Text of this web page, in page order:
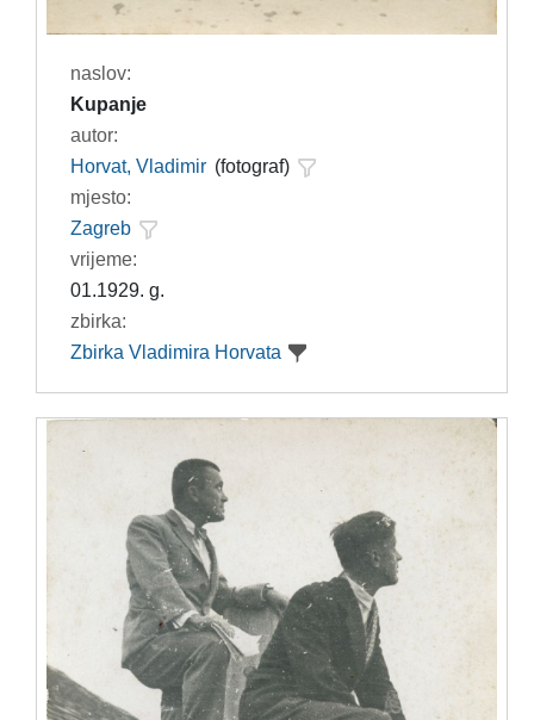
naslov:
Kupanje
autor:
Horvat, Vladimir (fotograf)
mjesto:
Zagreb
vrijeme:
01.1929. g.
zbirka:
Zbirka Vladimira Horvata